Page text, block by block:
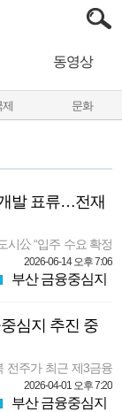
동영상
제 문화
발 표류…전재
시公 “입주 수요 확정
2026-06-14 오후 7:06
부산 금융중심지
심지 추진 중
전주가 최근 제3금융
2026-04-01 오후 7:20
부산 금융중심지